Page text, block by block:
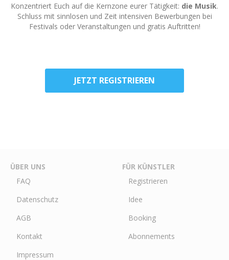
Konzentriert Euch auf die Kernzone eurer Tätigkeit: die Musik.
Schluss mit sinnlosen und Zeit intensiven Bewerbungen bei
Festivals oder Veranstaltungen und gratis Auftritten!
JETZT REGISTRIEREN
ÜBER UNS
FAQ
Datenschutz
AGB
Kontakt
Impressum
FÜR KÜNSTLER
Registrieren
Idee
Booking
Abonnements